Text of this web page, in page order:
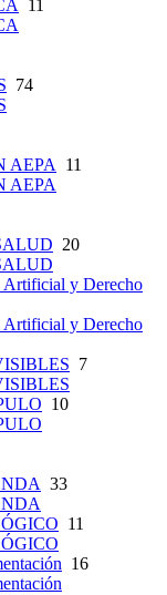
11
74
AEPA 11
AEPA
20
Artificial y Derecho
Artificial y Derecho
7
10
33
11
16